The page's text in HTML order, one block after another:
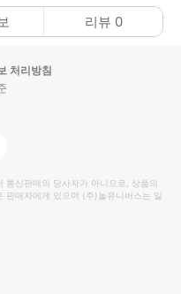
리뷰 0
처리방침
통신판매의 당사자가 아니므로, 상품의
판매자에게 있으며 (주)놀유니버스는 일